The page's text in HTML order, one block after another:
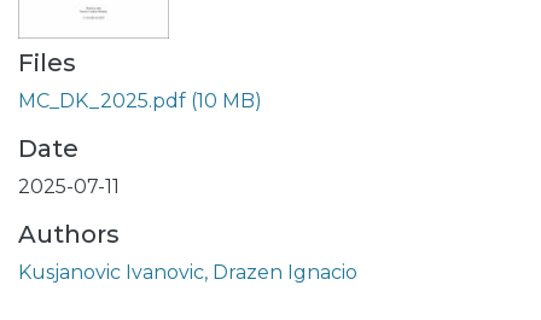
Files
MC_DK_2025.pdf (10 MB)
Date
2025-07-11
Authors
Kusjanovic Ivanovic, Drazen Ignacio